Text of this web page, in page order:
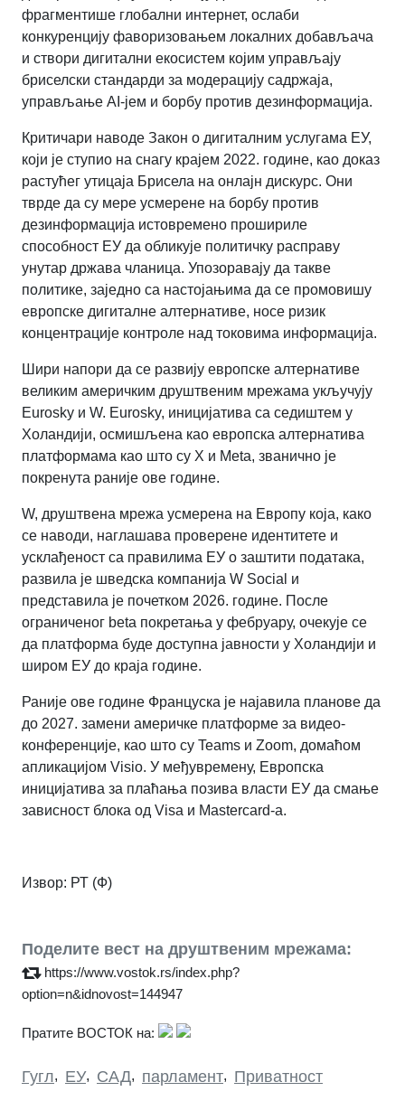
фрагментише глобални интернет, ослаби
конкуренцију фаворизовањем локалних добављача
и створи дигитални екосистем којим управљају
бриселски стандарди за модерацију садржаја,
управљање AI-јем и борбу против дезинформација.
Критичари наводе Закон о дигиталним услугама ЕУ,
који је ступио на снагу крајем 2022. године, као доказ
растућег утицаја Брисела на онлајн дискурс. Они
тврде да су мере усмерене на борбу против
дезинформација истовремено прошириле
способност ЕУ да обликује политичку расправу
унутар држава чланица. Упозоравају да такве
политике, заједно са настојањима да се промовишу
европске дигиталне алтернативе, носе ризик
концентрације контроле над токовима информација.
Шири напори да се развију европске алтернативе
великим америчким друштвеним мрежама укључују
Eurosky и W. Eurosky, иницијатива са седиштем у
Холандији, осмишљена као европска алтернатива
платформама као што су X и Meta, званично је
покренута раније ове године.
W, друштвена мрежа усмерена на Европу која, како
се наводи, наглашава проверене идентитете и
усклађеност са правилима ЕУ о заштити података,
развила је шведска компанија W Social и
представила је почетком 2026. године. После
ограниченог beta покретања у фебруару, очекује се
да платформа буде доступна јавности у Холандији и
широм ЕУ до краја године.
Раније ове године Француска је најавила планове да
до 2027. замени америчке платформе за видео-
конференције, као што су Teams и Zoom, домаћом
апликацијом Visio. У међувремену, Европска
иницијатива за плаћања позива власти ЕУ да смање
зависност блока од Visa и Mastercard-а.
Извор: РТ (Ф)
Поделите вест на друштвеним мрежама:
https://www.vostok.rs/index.php?
option=n&idnovost=144947
Пратите ВОСТОК на:
Гугл, ЕУ, САД, парламент, Приватност